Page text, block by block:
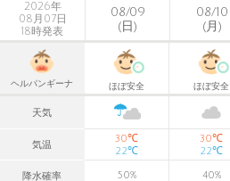
2026年
08月07日
18時発表
08/09
(日)
08/10
(月)
ヘルパンギーナ ほぼ安全 ほぼ安全
天気
気温
30℃
22℃
30℃
22℃
降水確率 50% 40%